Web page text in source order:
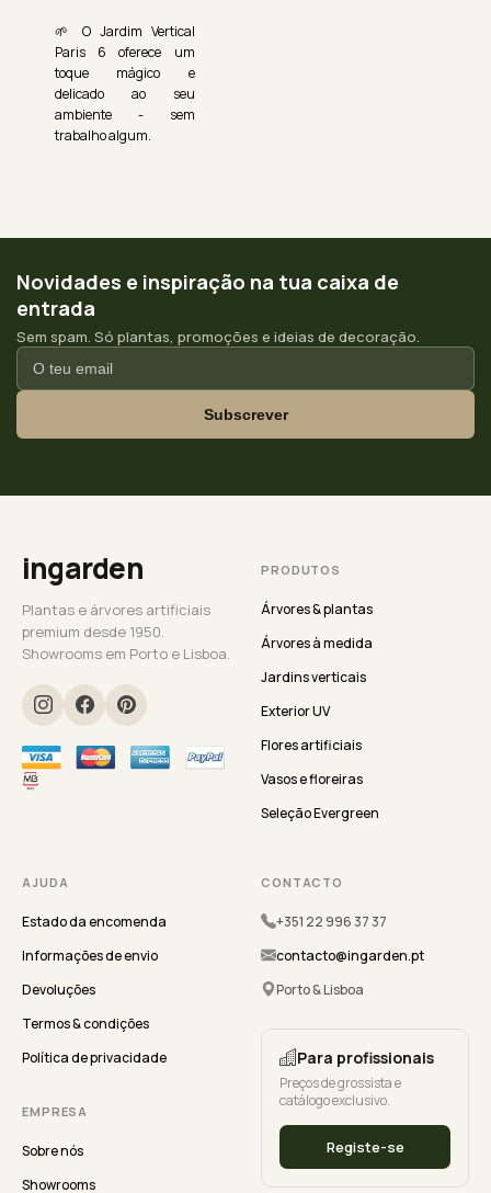
🌱 O Jardim Vertical
Paris 6 oferece um
toque mágico e
delicado ao seu
ambiente - sem
trabalho algum.
Novidades e inspiração na tua caixa de
entrada
Sem spam. Só plantas, promoções e ideias de decoração.
Subscrever
ingarden
Plantas e árvores artificiais
premium desde 1950.
Showrooms em Porto e Lisboa.
PRODUTOS
Árvores & plantas
Árvores à medida
Jardins verticais
Exterior UV
Flores artificiais
Vasos e floreiras
Seleção Evergreen
AJUDA
Estado da encomenda
Informações de envio
Devoluções
Termos & condições
Política de privacidade
EMPRESA
Sobre nós
Showrooms
CONTACTO
+351 22 996 37 37
contacto@ingarden.pt
Porto & Lisboa
Para profissionais
Preços de grossista e
catálogo exclusivo.
Registe-se